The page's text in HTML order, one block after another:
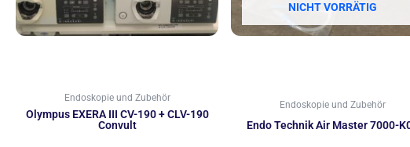
Endoskopie und Zubehör
Olympus EXERA III CV-190 + CLV-190
Convult
NICHT VORRÄTIG
Endoskopie und Zubehör
Endo Technik Air Master 7000-